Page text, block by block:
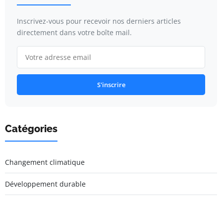
Inscrivez-vous pour recevoir nos derniers articles
directement dans votre boîte mail.
S'inscrire
Catégories
Changement climatique
Développement durable